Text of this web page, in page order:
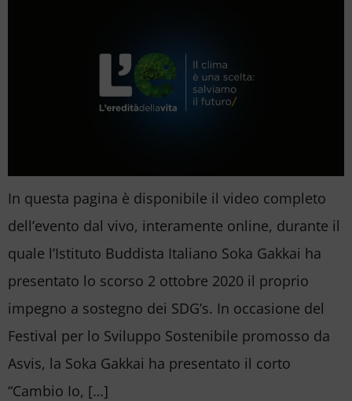
In questa pagina è disponibile il video completo
dell’evento dal vivo, interamente online, durante il
quale l’Istituto Buddista Italiano Soka Gakkai ha
presentato lo scorso 2 ottobre 2020 il proprio
impegno a sostegno dei SDG’s. In occasione del
Festival per lo Sviluppo Sostenibile promosso da
Asvis, la Soka Gakkai ha presentato il corto
“Cambio Io, […]